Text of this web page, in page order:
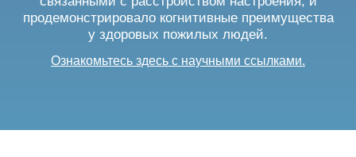
продемонстрировало когнитивные преимущества
у здоровых пожилых людей.
Ознакомьтесь здесь с научными ссылками.